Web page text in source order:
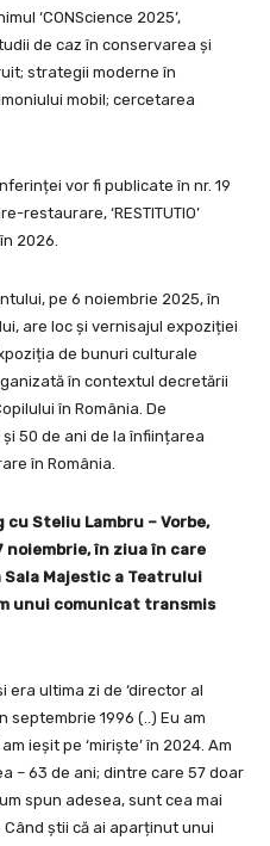
‘CONScience 2025’,
de caz în conservarea și
strategii moderne în
mobil; cercetarea
vor fi publicate în nr. 19
restaurare, ‘RESTITUTIO’
2026.
pe 6 noiembrie 2025, în
are loc și vernisajul expoziției
de bunuri culturale
în contextul decretării
în România. De
50 de ani de la înființarea
în România.
cu Steliu Lambru – Vorbe,
noiembrie, în ziua în care
Majestic a Teatrului
unui comunicat transmis
era ultima zi de ‘director al
septembrie 1996 (..) Eu am
ieșit pe ‘miriște’ în 2024. Am
– 63 de ani; dintre care 57 doar
spun adesea, sunt cea mai
Când știi că ai aparținut unui